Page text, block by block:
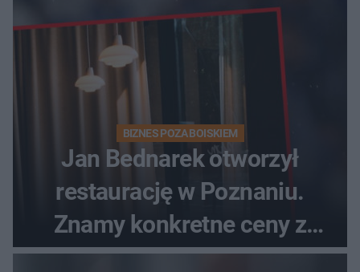
BIZNES POZA BOISKIEM
Jan Bednarek otworzył
restaurację w Poznaniu.
Znamy konkretne ceny z
menu